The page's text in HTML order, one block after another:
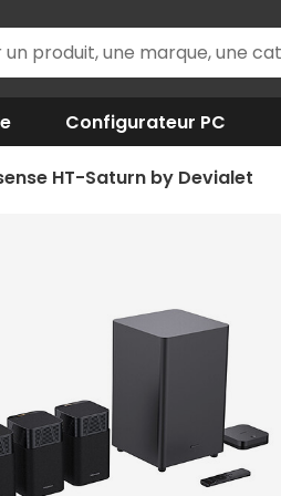
Configurateur PC
HT-Saturn by Devialet